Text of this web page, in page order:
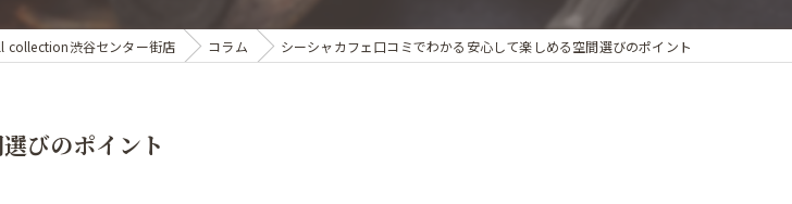
デート
collection渋谷センター街店 コラム シーシャカフェ口コミでわかる安心して楽しめる空間選びのポイント
びのポイント